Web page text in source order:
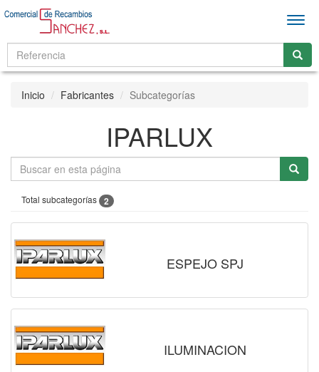
Inicio Fabricantes Subcategorías
IPARLUX
Total subcategorías 2
ESPEJO SPJ
ILUMINACION